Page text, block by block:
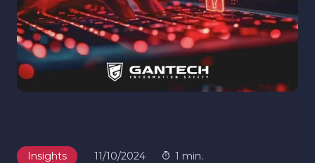
Insights 11/10/2024 1 min.